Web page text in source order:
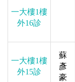
一大樓1樓
外16診
一大樓1樓
外15診
蘇
彥
豪